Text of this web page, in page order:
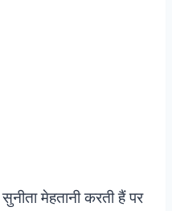
मेहतानी करती हैं पर